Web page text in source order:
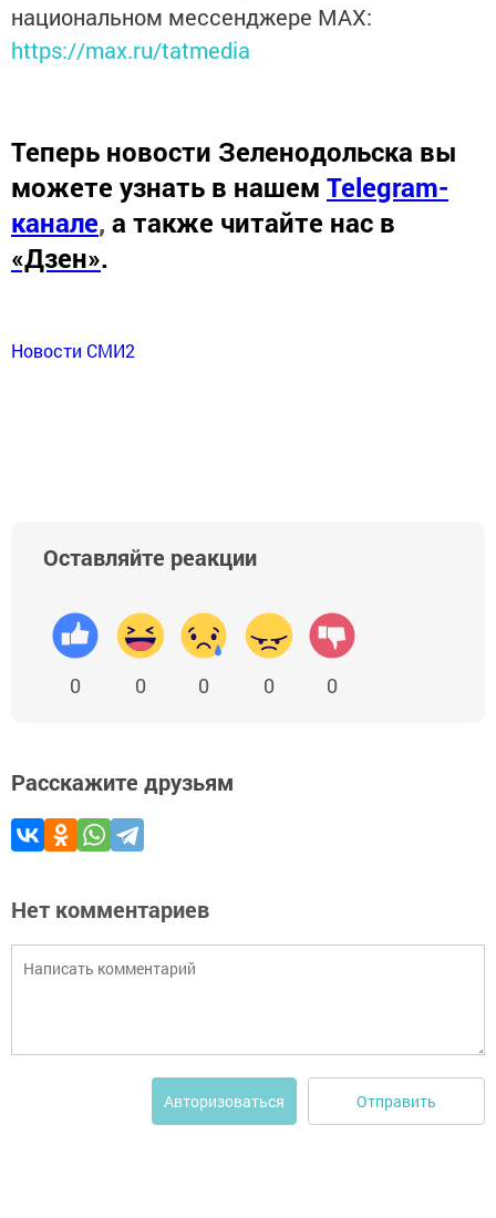
национальном мессенджере MАХ:
https://max.ru/tatmedia
Теперь новости Зеленодольска вы
можете узнать в нашем Telegram-
канале, а также читайте нас в
«Дзен».
Новости СМИ2
Оставляйте реакции
0 0 0 0 0
Расскажите друзьям
Нет комментариев
Авторизоваться Отправить